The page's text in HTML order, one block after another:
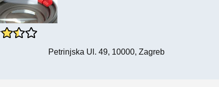
Petrinjska Ul. 49, 10000, Zagreb